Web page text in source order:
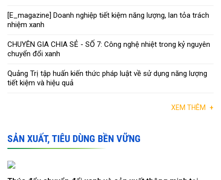
[E_magazine] Doanh nghiệp tiết kiệm năng lượng, lan tỏa trách
nhiệm xanh
CHUYÊN GIA CHIA SẺ - SỐ 7: Công nghệ nhiệt trong kỷ nguyên
chuyển đổi xanh
Quảng Trị tập huấn kiến thức pháp luật về sử dụng năng lượng
tiết kiệm và hiệu quả
XEM THÊM +
SẢN XUẤT, TIÊU DÙNG BỀN VỮNG